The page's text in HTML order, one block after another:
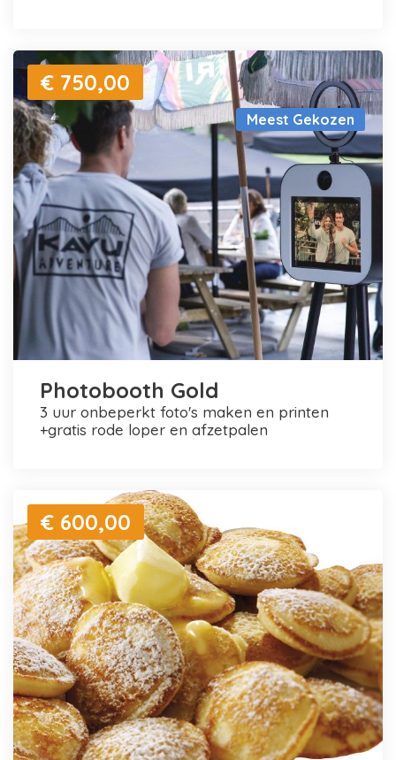
Meest Gekozen
€ 750,00
Photobooth Gold
3 uur onbeperkt foto's maken en printen
+gratis rode loper en afzetpalen
€ 600,00